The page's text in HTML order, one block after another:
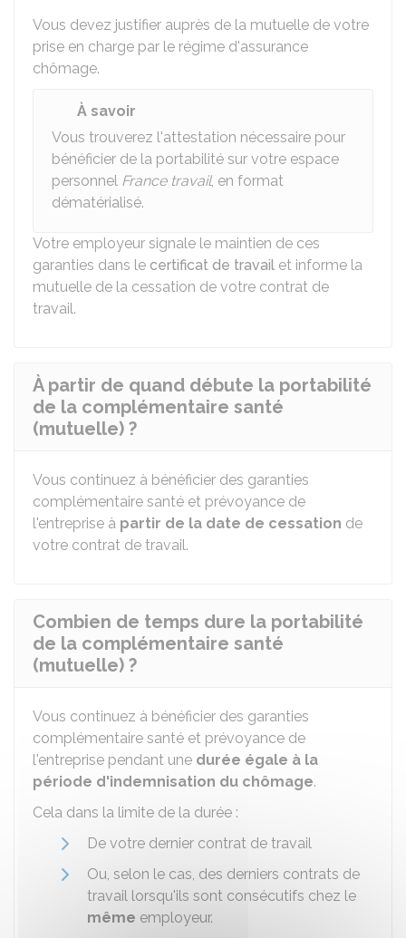
Vous devez justifier auprès de la mutuelle de votre
prise en charge par le régime d'assurance
chômage.
À savoir
Vous trouverez l'attestation nécessaire pour
bénéficier de la portabilité sur votre espace
personnel France travail, en format
dématérialisé.
Votre employeur signale le maintien de ces
garanties dans le certificat de travail et informe la
mutuelle de la cessation de votre contrat de
travail.
À partir de quand débute la portabilité
de la complémentaire santé
(mutuelle) ?
Vous continuez à bénéficier des garanties
complémentaire santé et prévoyance de
l'entreprise à partir de la date de cessation de
votre contrat de travail.
Combien de temps dure la portabilité
de la complémentaire santé
(mutuelle) ?
Vous continuez à bénéficier des garanties
complémentaire santé et prévoyance de
l'entreprise pendant une durée égale à la
période d'indemnisation du chômage.
Cela dans la limite de la durée :
De votre dernier contrat de travail
Ou, selon le cas, des derniers contrats de
travail lorsqu'ils sont consécutifs chez le
même employeur.